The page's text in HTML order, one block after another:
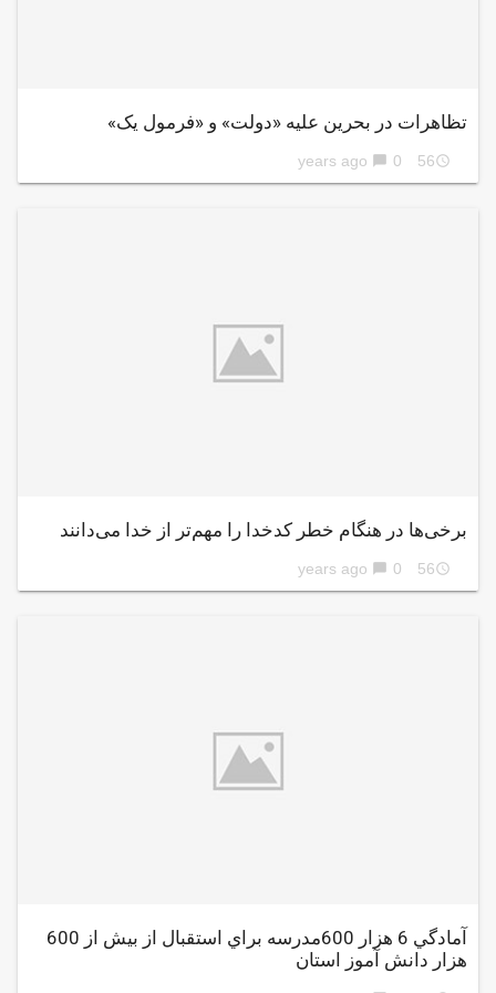
تظاهرات در بحرین علیه «دولت» و «فرمول یک»
access_time
56 years ago
chat_bubble 0
برخی‌ها در هنگام خطر کدخدا را مهم‌تر از خدا می‌دانند
access_time
56 years ago
chat_bubble 0
آمادگي 6 هزار 600مدرسه براي استقبال از بيش از 600
هزار دانش آموز استان